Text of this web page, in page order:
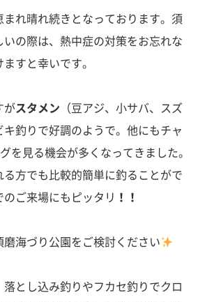
れ晴れ続きとなっております。須
の際は、熱中症の対策をお忘れな
すと幸いです。
がスタメン （豆アジ、小サバ、スズ
釣りで好調のようで。他にもチャ
を見る機会が多くなってきました。
方でも比較的簡単に釣ることがで
ご来場にもピッタリ ！！
海づり公園をご検討ください
とし込み釣りやフカセ釣りでクロ